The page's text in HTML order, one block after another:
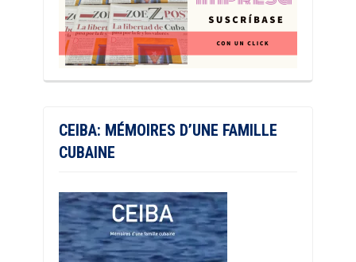
CEIBA: MÉMOIRES D’UNE FAMILLE
CUBAINE